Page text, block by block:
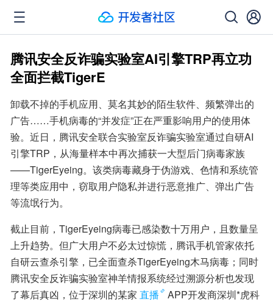
腾讯安全反诈骗实验室AI引擎TRP再立功
全面拦截TigerE
卸载不掉的手机应用、莫名其妙的陌生软件、频繁弹出的
广告……手机病毒的“并发症”正在严重影响用户的使用体
验。近日，腾讯安全联合实验室反诈骗实验室通过自研AI
引擎TRP，从海量样本中再次捕获一大型后门病毒家族
——TigerEyeing。该类病毒藏身于伪游戏、色情和系统管
理等类应用中，窃取用户隐私并进行恶意推广、弹出广告
等流氓行为。
截止目前，TigerEyeing病毒已感染数十万用户，且数量呈
上升趋势。但广大用户不必太过惊慌，腾讯手机管家依托
自研云查杀引擎，已全面查杀TigerEyeing木马病毒；同时
腾讯安全反诈骗实验室神羊情报系统经过溯源分析也发现
了幕后真凶，位于深圳的某家 直播
APP开发商深圳*虎科